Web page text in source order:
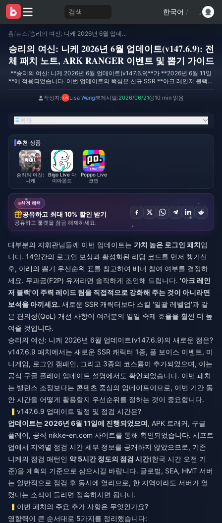
검색 한국어 /
홈/뉴스/ 승리의 여신: 니케 2026년 6월 업데이트(v147.6.9): 전체 패치 노트, ARK RANGER 이벤트 및 뽑기 가이드
승리의 여신: 니케 2026년 6월 업데이트(v147.6.9): 전
체 패치 노트, ARK RANGER 이벤트 및 뽑기 가이드
**승리의 여신: 니케 2026년 6월 업데이트(v147.6.9)**가 **2026년 6월 11일
**에 적용되었습니다. 이번 업데이트의 핵심은 신규 SSR **아크 레인저 블랙**,
**, 그리고 3종의 신규 코스튬입니다. Techylist의 추적 결과 클라이언트 용량은
작성자: Lisa Wang 게시일:2026/06/21 10 min 읽음
목차
추천 상품
승리의 여신:
니케
Bigo Live 다
이아몬드
Poppo Live
코인
한정 혜택
공유하고 최대 10% 할인 받기
공유하고 룰렛을 잠금 해제하세요.
대부분의 지휘관님들께 이번 업데이트는 가치 높은 로그인 패치입
니다. 14일간의 로그인 보상과 활성화된 리딤 코드를 먼저 챙기신
후, 아래의 뽑기 우선순위 표를 참고하여 배너 참여 여부를 결정하
세요. 무과금(F2P) 유저라면 솔직하게 조언해 드립니다. '아크 레인
저 블랙'이 주력 레이드 팀을 직접적으로 강화해 주는 것이 아니라면
보석을 아끼세요. 새로운 SSR 캐릭터보다 스킬 '일괄 레벨업'과 같
은 편의성(QoL) 개선 사항이 여러분의 일일 숙제 효율을 훨씬 더 높
여줄 것입니다.
승리의 여신: 니케 2026년 6월 업데이트(v147.6.9)의 새로운 점은?
v147.6.9 패치에서는 새로운 SSR 캐릭터 1종, 풀 보이스 이벤트, 미
니게임, 로그인 캠페인, 그리고 3종의 코스튬이 추가되었으며, 이는
공식 구글 플레이 업데이트 설명에서도 확인되었습니다. 이번 패치
는 밸런스 조정보다는 콘텐츠 중심의 업데이트이므로, 이번 기간 동
안 시간을 어떻게 활용할지 우선순위를 정하는 것이 중요합니다.
v147.6.9 업데이트 일정 및 점검 시간은?
업데이트는 2026년 6월 11일에 진행되었으며, APK 트래커, 구글
플레이, 공식 nikke-en.com 사이트를 통해 확인되었습니다. 시프트
업에서 지역별 점검 시간 세부 정보를 공개하지 않았으므로, 기존
니케의 점검 패턴인 약 5시간 정도의 점검 시간(한국 시간 오전 기
준)을 계획의 기준으로 삼으시길 바랍니다. 글로벌, SEA, HMT 서버
는 일반적으로 점검 후 동시에 열리므로, 한 지역이라도 서버가 열
렸다는 소식이 들리면 접속하시면 됩니다.
이번 패치의 주요 추가 사항은 무엇인가요?
영향력이 큰 순서대로 5가지를 정리했습니다: